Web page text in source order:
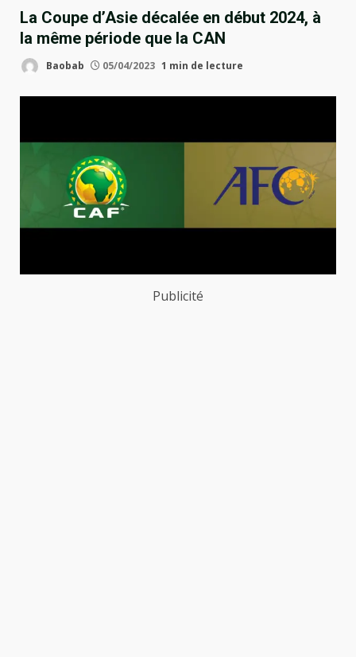
La Coupe d’Asie décalée en début 2024, à
la même période que la CAN
Baobab 05/04/2023 1 min de lecture
Publicité